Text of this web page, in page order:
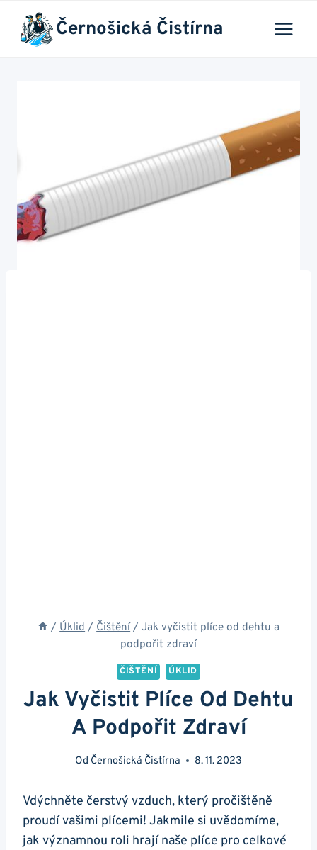
Přeskočit
obsah
Černošická Čistírna
/ Úklid / Čištění / Jak vyčistit plíce od dehtu a
podpořit zdraví
ČIŠTĚNÍ ÚKLID
Jak Vyčistit Plíce Od Dehtu
A Podpořit Zdraví
Od Černošická Čistírna 8. 11. 2023
Vdýchněte ⁢čerstvý vzduch, který pročištěně
⁣proudí vašimi⁤ plícemi!​ Jakmile si uvědomíme,
jak významnou roli hrají⁢ naše plíce pro ⁤celkové